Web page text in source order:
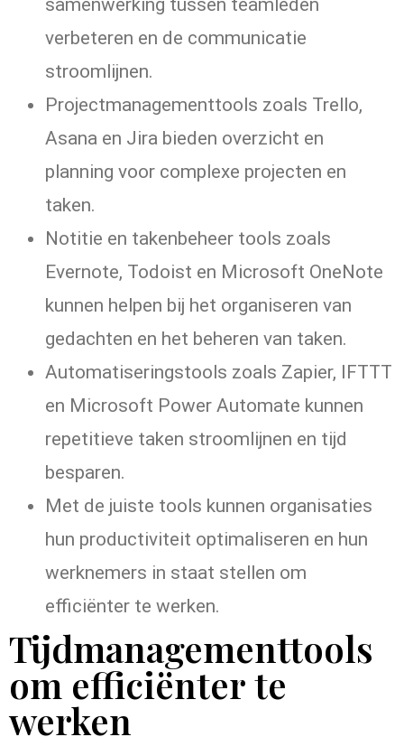
samenwerking tussen teamleden
verbeteren en de communicatie
stroomlijnen.
Projectmanagementtools zoals Trello,
Asana en Jira bieden overzicht en
planning voor complexe projecten en
taken.
Notitie en takenbeheer tools zoals
Evernote, Todoist en Microsoft OneNote
kunnen helpen bij het organiseren van
gedachten en het beheren van taken.
Automatiseringstools zoals Zapier, IFTTT
en Microsoft Power Automate kunnen
repetitieve taken stroomlijnen en tijd
besparen.
Met de juiste tools kunnen organisaties
hun productiviteit optimaliseren en hun
werknemers in staat stellen om
efficiënter te werken.
Tijdmanagementtools
om efficiënter te
werken